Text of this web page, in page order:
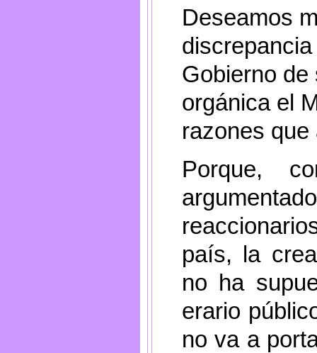
Deseamos
Gobierno
orgánica el
razones
Porque,
país, la
no ha
erario
no va a